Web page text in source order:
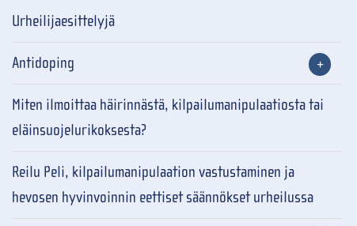
Urheilijaesittelyjä
Antidoping
Miten ilmoittaa häirinnästä, kilpailumanipulaatiosta tai
eläinsuojelurikoksesta?
Reilu Peli, kilpailumanipulaation vastustaminen ja
hevosen hyvinvoinnin eettiset säännökset urheilussa